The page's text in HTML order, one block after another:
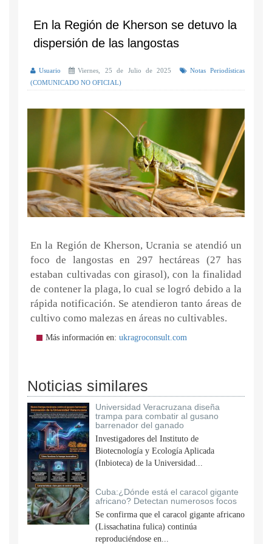
En la Región de Kherson se detuvo la
dispersión de las langostas
Usuario Viernes, 25 de Julio de 2025
Notas Periodísticas
(COMUNICADO NO OFICIAL)
En la Región de Kherson, Ucrania se atendió un
foco de langostas en 297 hectáreas (27 has
estaban cultivadas con girasol), con la finalidad
de contener la plaga, lo cual se logró debido a la
rápida notificación. Se atendieron tanto áreas de
cultivo como malezas en áreas no cultivables.
Más información en: ukragroconsult.com
Noticias similares
Universidad Veracruzana diseña
trampa para combatir al gusano
barrenador del ganado
Investigadores del Instituto de
Biotecnología y Ecología Aplicada
(Inbioteca) de la Universidad...
Cuba:¿Dónde está el caracol gigante
africano? Detectan numerosos focos
Se confirma que el caracol gigante africano
(Lissachatina fulica) continúa
reproduciéndose en...